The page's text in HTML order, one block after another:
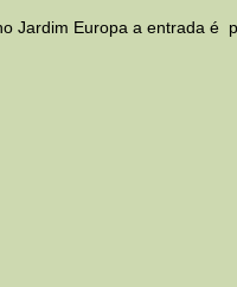
Jardim Europa a entrada é